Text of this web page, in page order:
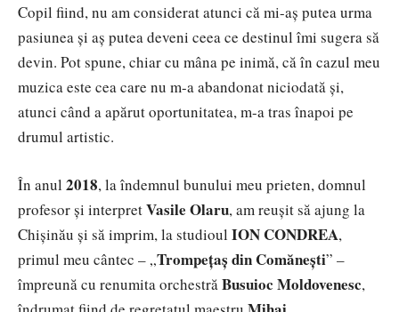
Copil fiind, nu am considerat atunci că mi-aș putea urma
pasiunea și aș putea deveni ceea ce destinul îmi sugera să
devin. Pot spune, chiar cu mâna pe inimă, că în cazul meu
muzica este cea care nu m-a abandonat niciodată și,
atunci când a apărut oportunitatea, m-a tras înapoi pe
drumul artistic.
În anul 2018, la îndemnul bunului meu prieten, domnul
profesor și interpretVasile Olaru, am reușit să ajung la
Chișinău și să imprim, la studioul ION CONDREA,
primul meu cântec – „Trompețaș din Comănești” –
împreună cu renumita orchestrăBusuioc Moldovenesc,